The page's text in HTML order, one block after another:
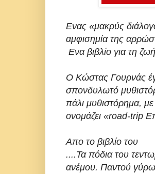
Ενας «μακρύς
αμφισημία της
Ενα βιβλίο για τη
O Κώστας Γουρνάς
σπονδυλωτό
πάλι μυθιστόρημα,
ονομάζει «road-trip
Απο το βιβλίο του
....Τα πόδια του
ανέμου. Παντού